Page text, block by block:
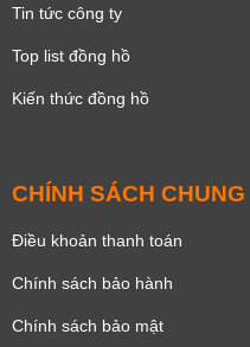
Tin tức công ty
Top list đồng hồ
Kiến thức đồng hồ
CHÍNH SÁCH CHUNG
Điều khoản thanh toán
Chính sách bảo hành
Chính sách bảo mật